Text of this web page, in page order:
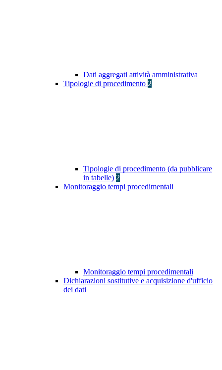
Dati aggregati attività amministrativa
Tipologie di procedimento 2
Tipologie di procedimento (da pubblicare
in tabelle) 2
Monitoraggio tempi procedimentali
Monitoraggio tempi procedimentali
Dichiarazioni sostitutive e acquisizione d'ufficio
dei dati